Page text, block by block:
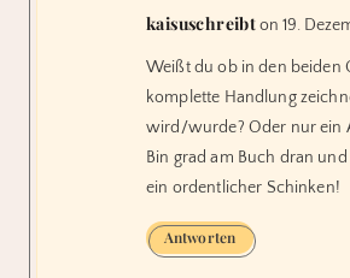
kaisuschreibt on 19.
Weißt du ob in den beiden
komplette Handlung
wird/wurde? Oder nur ein
Bin grad am Buch dran
ein ordentlicher Schinken!
Antworten